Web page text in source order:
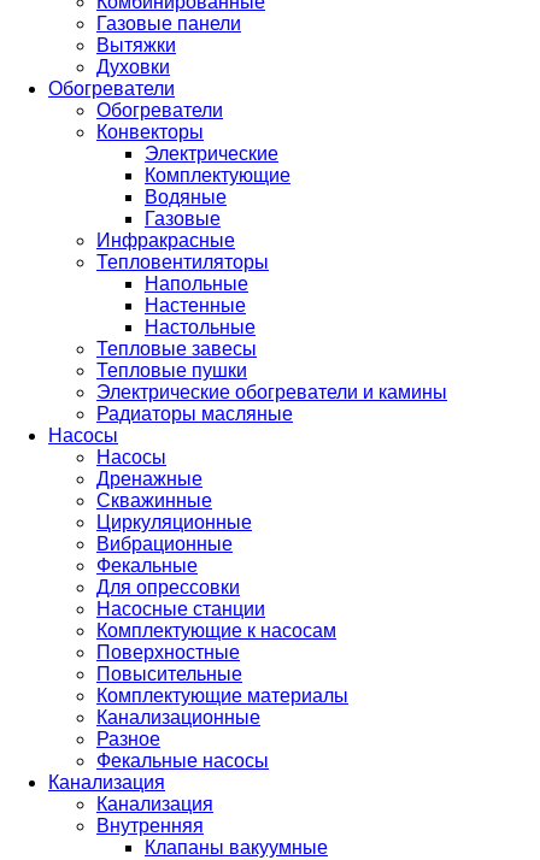
Газовые панели
Вытяжки
Духовки
Обогреватели
Обогреватели
Конвекторы
Электрические
Комплектующие
Водяные
Газовые
Инфракрасные
Тепловентиляторы
Напольные
Настенные
Настольные
Тепловые завесы
Тепловые пушки
Электрические обогреватели и камины
Радиаторы масляные
Насосы
Насосы
Дренажные
Скважинные
Циркуляционные
Вибрационные
Фекальные
Для опрессовки
Насосные станции
Комплектующие к насосам
Поверхностные
Повысительные
Комплектующие материалы
Канализационные
Разное
Фекальные насосы
Канализация
Канализация
Внутренняя
Клапаны вакуумные